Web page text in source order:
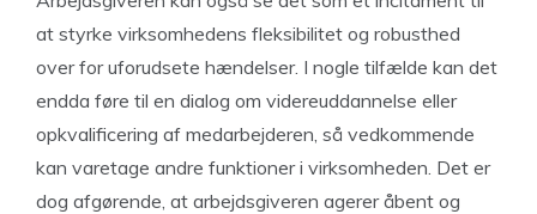
at styrke virksomhedens fleksibilitet og robusthed
over for uforudsete hændelser. I nogle tilfælde kan det
endda føre til en dialog om videreuddannelse eller
opkvalificering af medarbejderen, så vedkommende
kan varetage andre funktioner i virksomheden. Det er
dog afgørende, at arbejdsgiveren agerer åbent og